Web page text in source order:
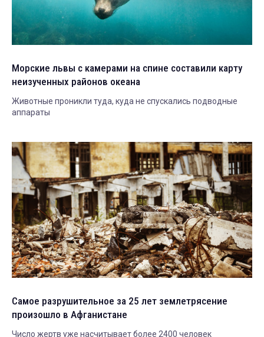
Морские львы с камерами на спине составили карту
неизученных районов океана
Животные проникли туда, куда не спускались подводные
аппараты
Самое разрушительное за 25 лет землетрясение
произошло в Афганистане
Число жертв уже насчитывает более 2400 человек